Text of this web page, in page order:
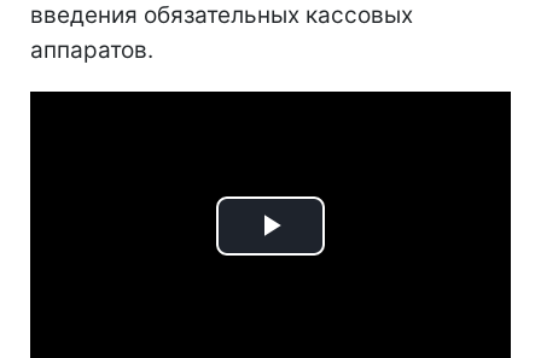
введения обязательных кассовых
аппаратов.
Play